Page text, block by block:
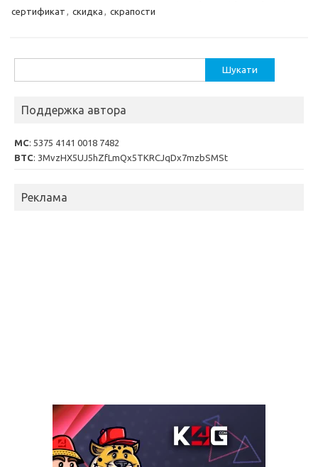
сертификат , скидка , скрапости
Поддержка автора
MC: 5375 4141 0018 7482
BTC: 3MvzHX5UJ5hZfLmQx5TKRCJqDx7mzbSMSt
Реклама